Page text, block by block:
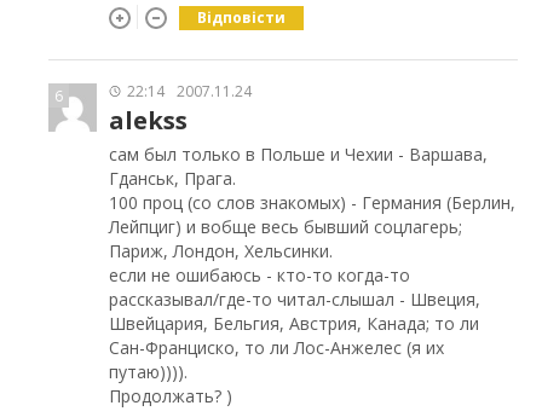
Відповісти
6 22:14 2007.11.24
alekss
сам был только в Польше и Чехии - Варшава,
Гданськ, Прага.
100 проц (со слов знакомых) - Германия (Берлин,
Лейпциг) и вобще весь бывший соцлагерь;
Париж, Лондон, Хельсинки.
если не ошибаюсь - кто-то когда-то
рассказывал/где-то читал-слышал - Швеция,
Швейцария, Бельгия, Австрия, Канада; то ли
Сан-Франциско, то ли Лос-Анжелес (я их
путаю)))).
Продолжать? )